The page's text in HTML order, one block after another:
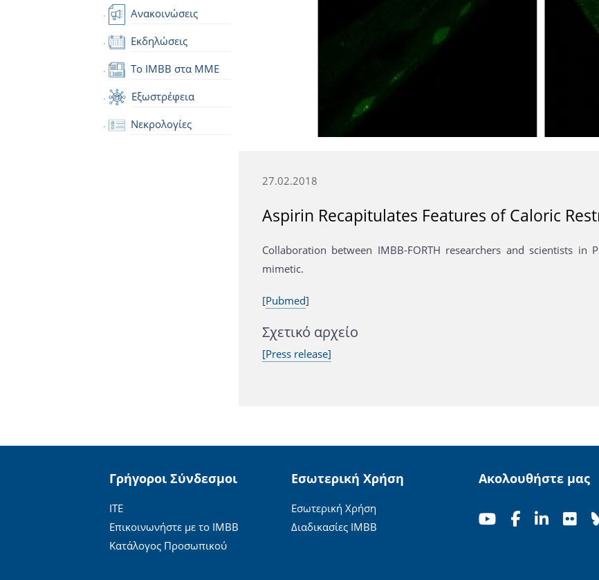
Ανακοινώσεις
Εκδηλώσεις
Το IMBB στα ΜΜΕ
Εξωστρέφεια
Νεκρολογίες
27.02.2018
Aspirin Recapitulates Features of Caloric
Collaboration between IMBB-FORTH researchers and scientists
mimetic.
[Pubmed]
Σχετικό αρχείο
[Press release]
Γρήγοροι Σύνδεσμοι
ΙΤΕ
Επικοινωνήστε με το ΙΜΒΒ
Κατάλογος Προσωπικού
Εσωτερική Χρήση
Εσωτερική Χρήση
Διαδικασίες ΙΜΒΒ
Ακολουθήστε μας